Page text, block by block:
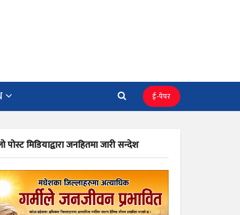
ई-पेपर
पोस्ट मिडियाद्वारा जनहितमा जारी सन्देश